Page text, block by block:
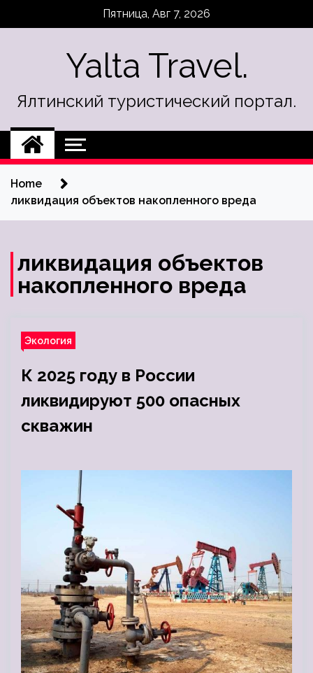
Пятница, Авг 7, 2026
Yalta Travel.
Ялтинский туристический портал.
Home
ликвидация объектов накопленного вреда
ликвидация объектов
накопленного вреда
Экология
К 2025 году в России
ликвидируют 500 опасных
скважин